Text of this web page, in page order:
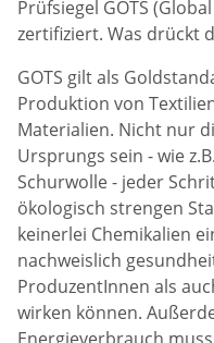
Prüfsiegel GOTS
zertifiziert. Was drückt
GOTS gilt als
Produktion von
Materialien. Nicht nur
Ursprungs sein - wie
Schurwolle - jeder
ökologisch strengen
keinerlei Chemikalien
nachweislich
ProduzentInnen als
wirken können.